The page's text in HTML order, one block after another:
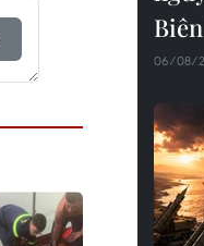
06/08/